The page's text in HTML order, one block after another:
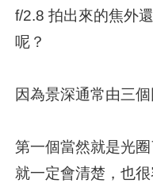
f/2.8 拍出來的焦外
呢？
因為景深通常由三個
第一個當然就是光
就一定會清楚，也很